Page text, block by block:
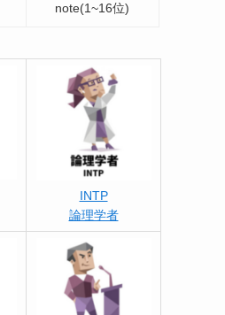
note(1~16位)
INTP
論理学者